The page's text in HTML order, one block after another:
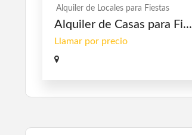
Alquiler de Locales para Fiestas
Alquiler de Casas para Fi...
Llamar por precio